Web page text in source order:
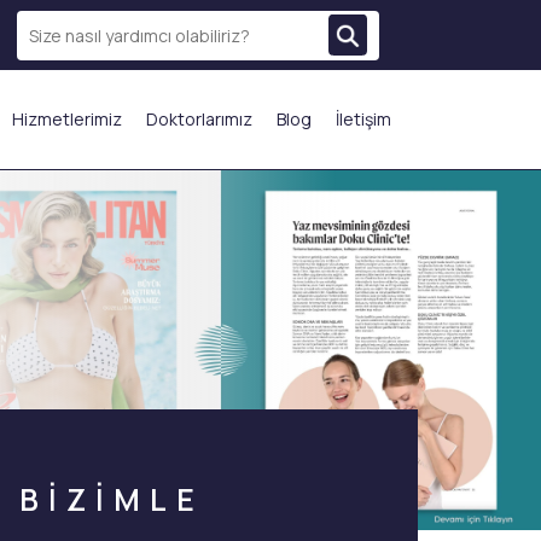
Hizmetlerimiz
ÇOK TERCİH EDİLENLER
Doktorlarımız Blog İletişim
BİZİMLE